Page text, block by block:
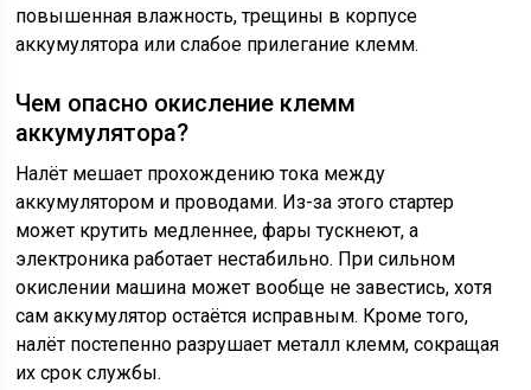
повышенная влажность, трещины в корпусе
аккумулятора или слабое прилегание клемм.
Чем опасно окисление клемм
аккумулятора?
Налёт мешает прохождению тока между
аккумулятором и проводами. Из-за этого стартер
может крутить медленнее, фары тускнеют, а
электроника работает нестабильно. При сильном
окислении машина может вообще не завестись, хотя
сам аккумулятор остаётся исправным. Кроме того,
налёт постепенно разрушает металл клемм, сокращая
их срок службы.